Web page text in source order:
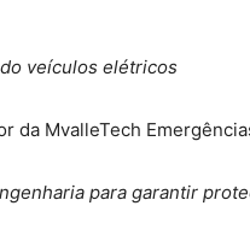
veículos elétricos
da MvalleTech
para garantir